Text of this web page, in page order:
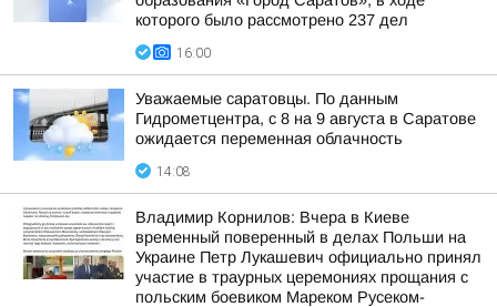
которого было рассмотрено 237 дел
16:00
Уважаемые саратовцы. По данным
Гидрометцентра, с 8 на 9 августа в Саратове
ожидается переменная облачность
14:08
Владимир Корнилов: Вчера в Киеве
временный поверенный в делах Польши на
Украине Петр Лукашевич официально принял
участие в траурных церемониях прощания с
польским боевиком Мареком Русеком-